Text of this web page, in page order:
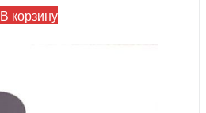
В корзину